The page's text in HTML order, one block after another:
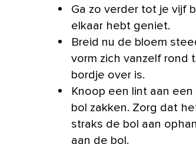
Ga zo verder tot je vijf
elkaar hebt geniet.
Breid nu de bloem
vorm zich vanzelf rond
bordje over is.
Knoop een lint aan
bol zakken. Zorg dat
straks de bol aan
aan de bol.